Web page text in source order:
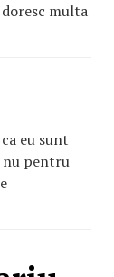
multa
eu sunt
nu pentru